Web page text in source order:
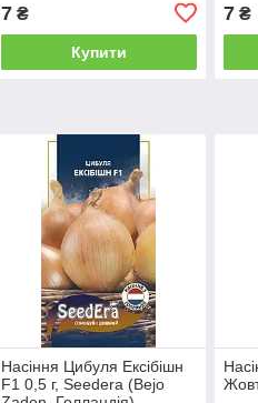
7₴
Купити
7 ₴
Насіння Цибуля Ексібішн
F1 0,5 г, Seedera (Bejo